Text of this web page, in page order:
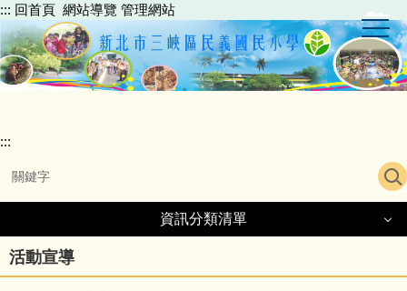
跳
到
主
要
::: 回首頁 網站導覽 管理網站
:::
資訊分類清單
民義簡介
活動宣導